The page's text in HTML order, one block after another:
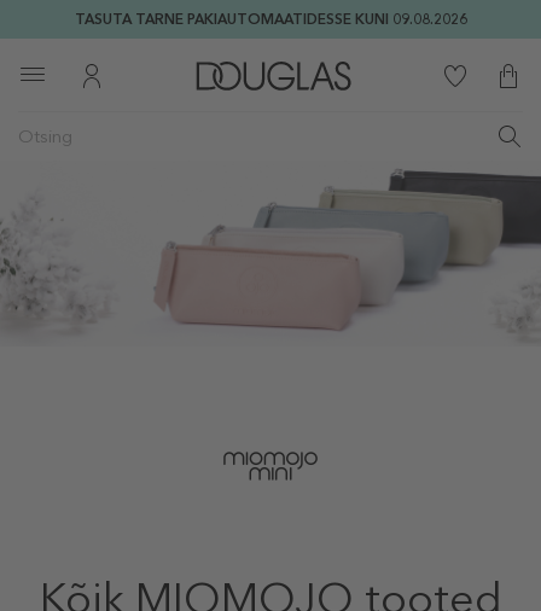
TASUTA TARNE PAKIAUTOMAATIDESSE KUNI 09.08.2026
Kõik MIOMOJO tooted